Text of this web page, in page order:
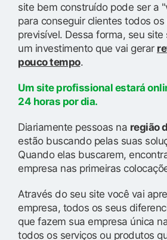
site bem construído pode ser a
para conseguir clientes todos
previsível. Dessa forma, seu
um investimento que vai gerar
pouco tempo.
Um site profissional estará
24 horas por dia.
Diariamente pessoas na região
estão buscando pelas suas
Quando elas buscarem,
empresa nas primeiras
Através do seu site você vai
empresa, todos os seus
que fazem sua empresa única
todos os serviços ou produtos